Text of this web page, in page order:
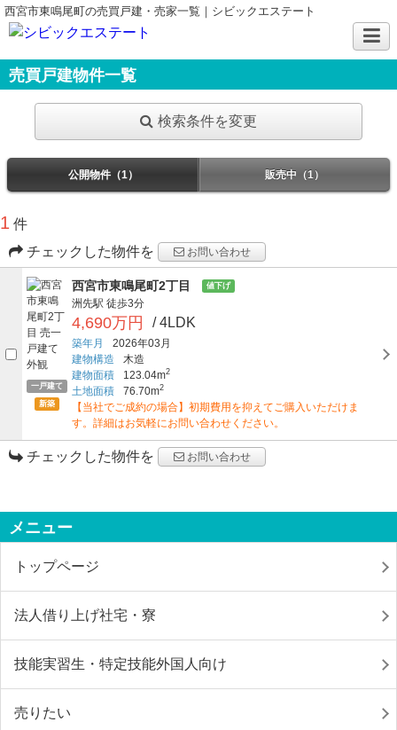
西宮市東鳴尾町の売買戸建・売家一覧｜シビックエステート
売買戸建物件一覧
検索条件を変更
公開物件（1） 販売中（1）
1 件
チェックした物件を
お問い合わせ
一戸建て
新築
西宮市東鳴尾町2丁目 値下げ
洲先駅 徒歩3分
4,690万円 / 4LDK
築年月
2026年03月
建物構造
木造
建物面積
123.04m2
土地面積 76.70m2
【当社でご成約の場合】初期費用を抑えてご購入いただけま
す。詳細はお気軽にお問い合わせください。
チェックした物件を お問い合わせ
メニュー
トップページ
法人借り上げ社宅・寮
技能実習生・特定技能外国人向け
売りたい